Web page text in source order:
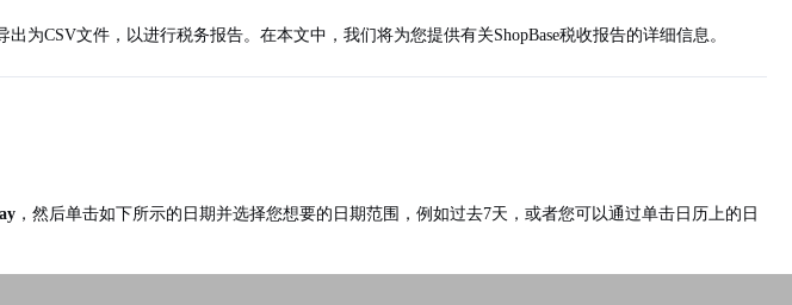
为CSV文件，以进行税务报告。在本文中，我们将为您提供有关ShopBase税收报告的详细信息。
，然后单击如下所示的日期并选择您想要的日期范围，例如过去7天，或者您可以通过单击日历上的日